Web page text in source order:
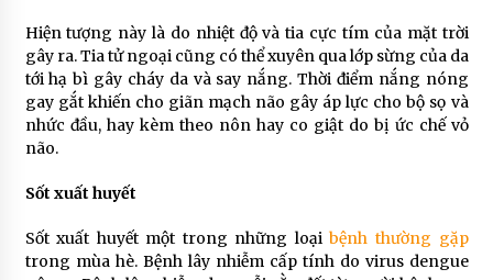
Hiện tượng này là do nhiệt độ và tia cực tím của mặt trời
gây ra. Tia tử ngoại cũng có thể xuyên qua lớp sừng của da
tới hạ bì gây cháy da và say nắng. Thời điểm nắng nóng
gay gắt khiến cho giãn mạch não gây áp lực cho bộ sọ và
nhức đầu, hay kèm theo nôn hay co giật do bị ức chế vỏ
não.
Sốt xuất huyết
Sốt xuất huyết một trong những loạibệnh thường gặp
trong mùa hè. Bệnh lây nhiễm cấp tính do virus dengue